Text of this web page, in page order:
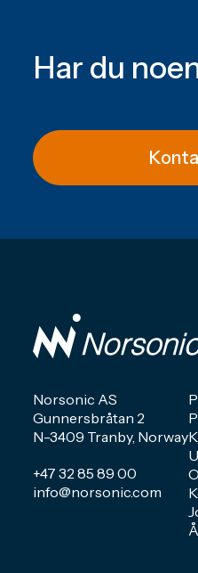
Har du
Norsonic AS
Gunnersbråtan 2
N-3409 Tranby, Norway
+47 32 85 89 00
info@norsonic.com